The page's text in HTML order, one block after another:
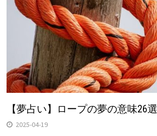
【夢占い】ロープの夢の意味26選
2025-04-19